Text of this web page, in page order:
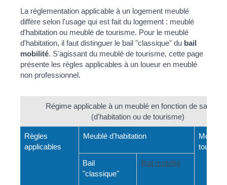
La réglementation applicable à un logement meublé
diffère selon l'usage qui est fait du logement : meublé
d'habitation ou meublé de tourisme. Pour le meublé
d'habitation, il faut distinguer le bail "classique" du bail
mobilité. S'agissant du meublé de tourisme, cette page
présente les règles applicables à un loueur en meublé
non professionnel.
Régime applicable à un meublé en fonction de sa
(d'habitation ou de tourisme)
Règles
applicables
Meublé d'habitation
Meublé
tourisme
Bail
"classique"
Bail mobilité